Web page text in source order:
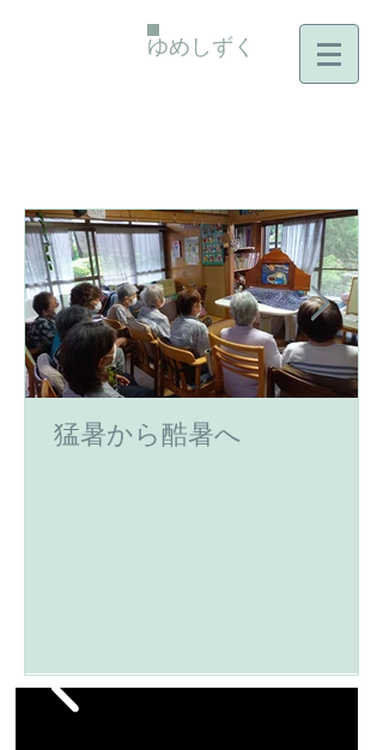
ゆめしずく
猛暑から酷暑へ